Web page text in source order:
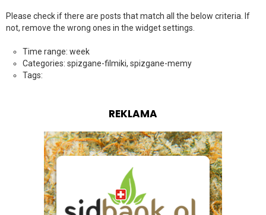
Please check if there are posts that match all the below criteria. If
not, remove the wrong ones in the widget settings.
Time range: week
Categories: spizgane-filmiki, spizgane-memy
Tags:
REKLAMA